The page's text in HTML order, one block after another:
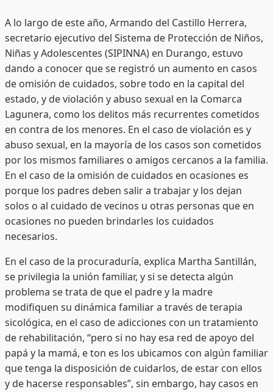
A lo largo de este año, Armando del Castillo Herrera,
secretario ejecutivo del Sistema de Protección de Niños,
Niñas y Adolescentes (SIPINNA) en Durango, estuvo
dando a conocer que se registró un aumento en casos
de omisión de cuidados, sobre todo en la capital del
estado, y de violación y abuso sexual en la Comarca
Lagunera, como los delitos más recurrentes cometidos
en contra de los menores. En el caso de violación es y
abuso sexual, en la mayoría de los casos son cometidos
por los mismos familiares o amigos cercanos a la familia.
En el caso de la omisión de cuidados en ocasiones es
porque los padres deben salir a trabajar y los dejan
solos o al cuidado de vecinos u otras personas que en
ocasiones no pueden brindarles los cuidados
necesarios.
En el caso de la procuraduría, explica Martha Santillán,
se privilegia la unión familiar, y si se detecta algún
problema se trata de que el padre y la madre
modifiquen su dinámica familiar a través de terapia
sicológica, en el caso de adicciones con un tratamiento
de rehabilitación, “pero si no hay esa red de apoyo del
papá y la mamá, e ton es los ubicamos con algún familiar
que tenga la disposición de cuidarlos, de estar con ellos
y de hacerse responsables”, sin embargo, hay casos en